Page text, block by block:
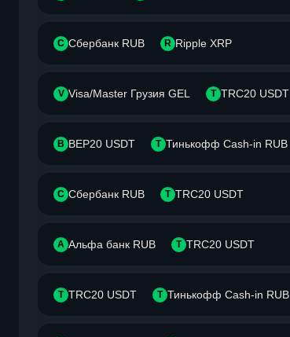
С Сбербанк RUB R Ripple XRP
V Visa/Master Грузия GEL T TRC20 USDT
B BEP20 USDT Т Тинькофф Cash-in RUB
С Сбербанк RUB T TRC20 USDT
А Альфа банк RUB T TRC20 USDT
T TRC20 USDT Т Тинькофф Cash-in RUB